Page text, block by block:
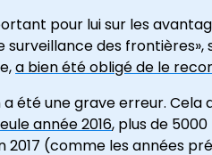
pour lui sur les
surveillance des
a bien été obligé de le
été une grave erreur. Cela
année 2016, plus de
2017 (comme les années